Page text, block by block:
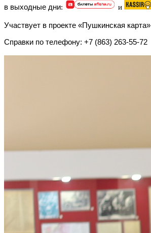
в выходные дни: и
Участвует в проекте «Пушкинская карта»
Справки по телефону: +7 (863) 263-55-72